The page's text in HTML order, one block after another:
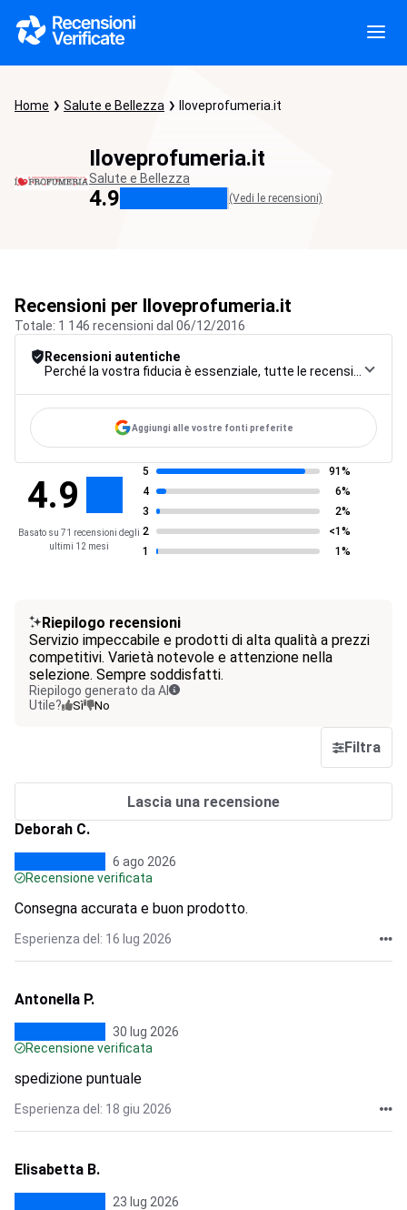
Home Salute e Bellezza Iloveprofumeria.it
Iloveprofumeria.it
Salute e Bellezza
4.9 (Vedi le recensioni)
Recensioni per Iloveprofumeria.it
Totale: 1 146 recensioni dal 06/12/2016
Recensioni autentiche
Aggiungi alle vostre fonti preferite
4.9
Basato su 71 recensioni degli
ultimi 12 mesi
5
91%
4
6%
3
2%
2
<1%
1
1%
Riepilogo recensioni
Servizio impeccabile e prodotti di alta qualità a prezzi
competitivi. Varietà notevole e attenzione nella
selezione. Sempre soddisfatti.
Riepilogo generato da AI
Utile?
Sì No
Filtra
Lascia una recensione
Deborah C.
6 ago 2026
Recensione verificata
Consegna accurata e buon prodotto.
Esperienza del: 16 lug 2026
Antonella P.
30 lug 2026
Recensione verificata
spedizione puntuale
Esperienza del: 18 giu 2026
Elisabetta B.
23 lug 2026